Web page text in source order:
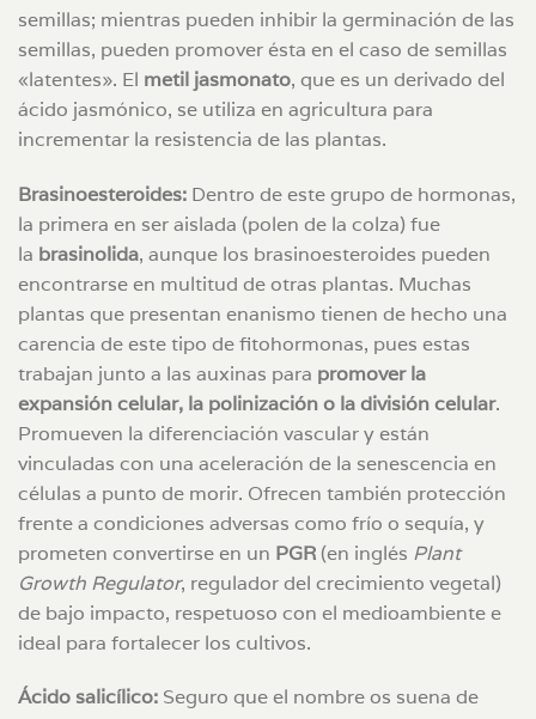
semillas; mientras pueden inhibir la germinación de las
semillas, pueden promover ésta en el caso de semillas
«latentes». El metil jasmonato, que es un derivado del
ácido jasmónico, se utiliza en agricultura para
incrementar la resistencia de las plantas.
Brasinoesteroides: Dentro de este grupo de hormonas,
la primera en ser aislada (polen de la colza) fue
la brasinolida, aunque los brasinoesteroides pueden
encontrarse en multitud de otras plantas. Muchas
plantas que presentan enanismo tienen de hecho una
carencia de este tipo de fitohormonas, pues estas
trabajan junto a las auxinas para promover la
expansión celular, la polinización o la división celular.
Promueven la diferenciación vascular y están
vinculadas con una aceleración de la senescencia en
células a punto de morir. Ofrecen también protección
frente a condiciones adversas como frío o sequía, y
prometen convertirse en un PGR (en inglés Plant
Growth Regulator, regulador del crecimiento vegetal)
de bajo impacto, respetuoso con el medioambiente e
ideal para fortalecer los cultivos.
Ácido salicílico: Seguro que el nombre os suena de